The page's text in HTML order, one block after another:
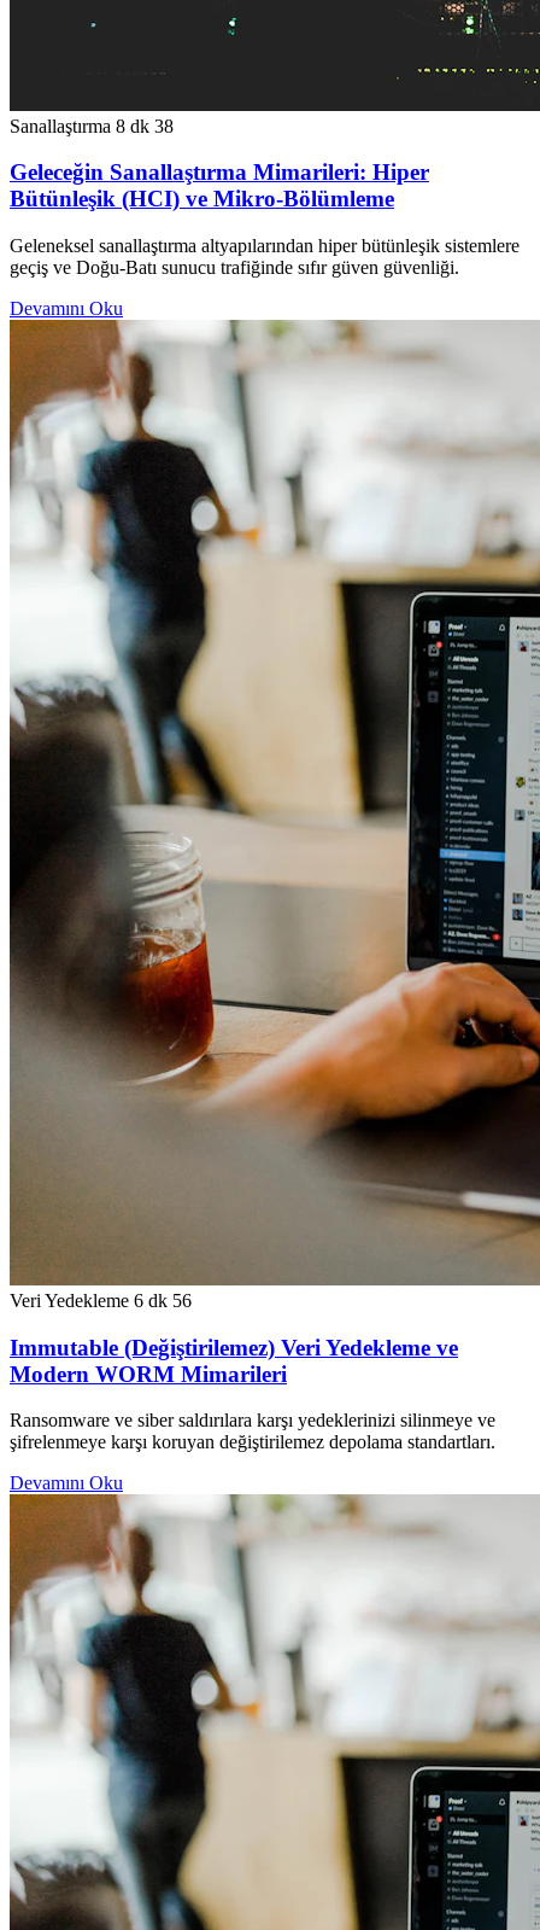
Sanallaştırma 8 dk 38
Geleceğin Sanallaştırma Mimarileri: Hiper
Bütünleşik (HCI) ve Mikro-Bölümleme
Geleneksel sanallaştırma altyapılarından hiper bütünleşik sistemlere
geçiş ve Doğu-Batı sunucu trafiğinde sıfır güven güvenliği.
Devamını Oku
Veri Yedekleme 6 dk 56
Immutable (Değiştirilemez) Veri Yedekleme ve
Modern WORM Mimarileri
Ransomware ve siber saldırılara karşı yedeklerinizi silinmeye ve
şifrelenmeye karşı koruyan değiştirilemez depolama standartları.
Devamını Oku